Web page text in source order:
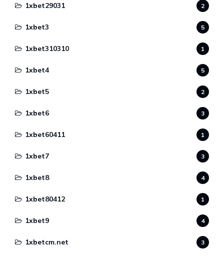
1xbet29031 2
1xbet3 5
1xbet310310 1
1xbet4 5
1xbet5 2
1xbet6 3
1xbet60411 1
1xbet7 3
1xbet8 4
1xbet80412 1
1xbet9 4
1xbetcm.net 3